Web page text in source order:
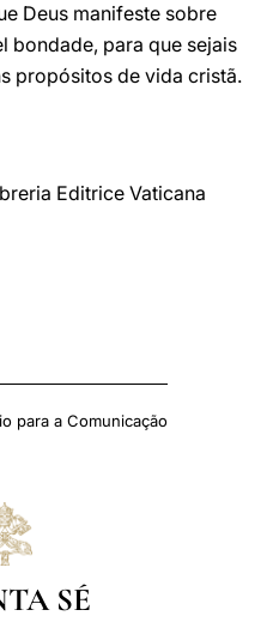
Deus manifeste sobre
bondade, para que sejais
propósitos de vida cristã.
Editrice Vaticana
para a Comunicação
SÉ